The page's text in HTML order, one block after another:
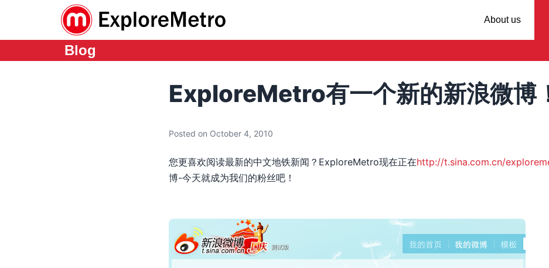
About us
Blog
ExploreMetro有一个新的新浪微博
Posted on October 4, 2010
您更喜欢阅读最新的中文地铁新闻？ExploreMetro现在正在http://t.sina.com.cn/
博-今天就成为我们的粉丝吧！